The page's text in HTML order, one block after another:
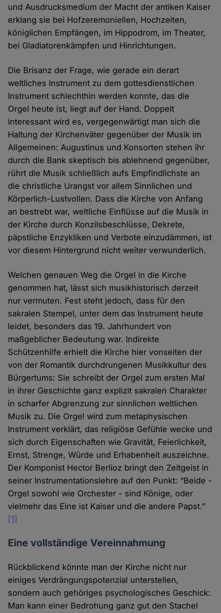
und Ausdrucksmedium der Macht der antiken Kaiser
erklang sie bei Hofzeremoniellen, Hochzeiten,
königlichen Empfängen, im Hippodrom, im Theater,
bei Gladiatorenkämpfen und Hinrichtungen.
Die Brisanz der Frage, wie gerade ein derart
weltliches Instrument zu dem gottesdienstlichen
Instrument schlechthin werden konnte, das die
Orgel heute ist, liegt auf der Hand. Doppelt
interessant wird es, vergegenwärtigt man sich die
Haltung der Kirchenväter gegenüber der Musik im
Allgemeinen: Augustinus und Konsorten stehen ihr
durch die Bank skeptisch bis ablehnend gegenüber,
rührt die Musik schließlich aufs Empfindlichste an
die christliche Urangst vor allem Sinnlichen und
Körperlich-Lustvollen. Dass die Kirche von Anfang
an bestrebt war, weltliche Einflüsse auf die Musik in
der Kirche durch Konzilsbeschlüsse, Dekrete,
päpstliche Enzykliken und Verbote einzudämmen, ist
vor diesem Hintergrund nicht weiter verwunderlich.
Welchen genauen Weg die Orgel in die Kirche
genommen hat, lässt sich musikhistorisch derzeit
nur vermuten. Fest steht jedoch, dass für den
sakralen Stempel, unter dem das Instrument heute
leidet, besonders das 19. Jahrhundert von
maßgeblicher Bedeutung war. Indirekte
Schützenhilfe erhielt die Kirche hier vonseiten der
von der Romantik durchdrungenen Musikkultur des
Bürgertums: Sie schreibt der Orgel zum ersten Mal
in ihrer Geschichte ganz explizit sakralen Charakter
in scharfer Abgrenzung zur sinnlichen weltlichen
Musik zu. Die Orgel wird zum metaphysischen
Instrument verklärt, das religiöse Gefühle wecke und
sich durch Eigenschaften wie Gravität, Feierlichkeit,
Ernst, Strenge, Würde und Erhabenheit auszeichne.
Der Komponist Hector Berlioz bringt den Zeitgeist in
seiner Instrumentationslehre auf den Punkt: “Beide -
Orgel sowohl wie Orchester - sind Könige, oder
vielmehr das Eine ist Kaiser und die andere Papst.”
[1]
Eine vollständige Vereinnahmung
Rückblickend könnte man der Kirche nicht nur
einiges Verdrängungspotenzial unterstellen,
sondern auch gehöriges psychologisches Geschick:
Man kann einer Bedrohung ganz gut den Stachel